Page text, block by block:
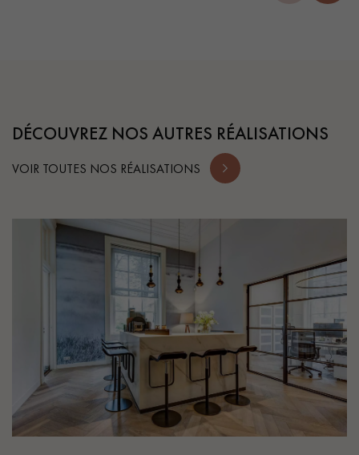
DÉCOUVREZ NOS AUTRES RÉALISATIONS
VOIR TOUTES NOS RÉALISATIONS